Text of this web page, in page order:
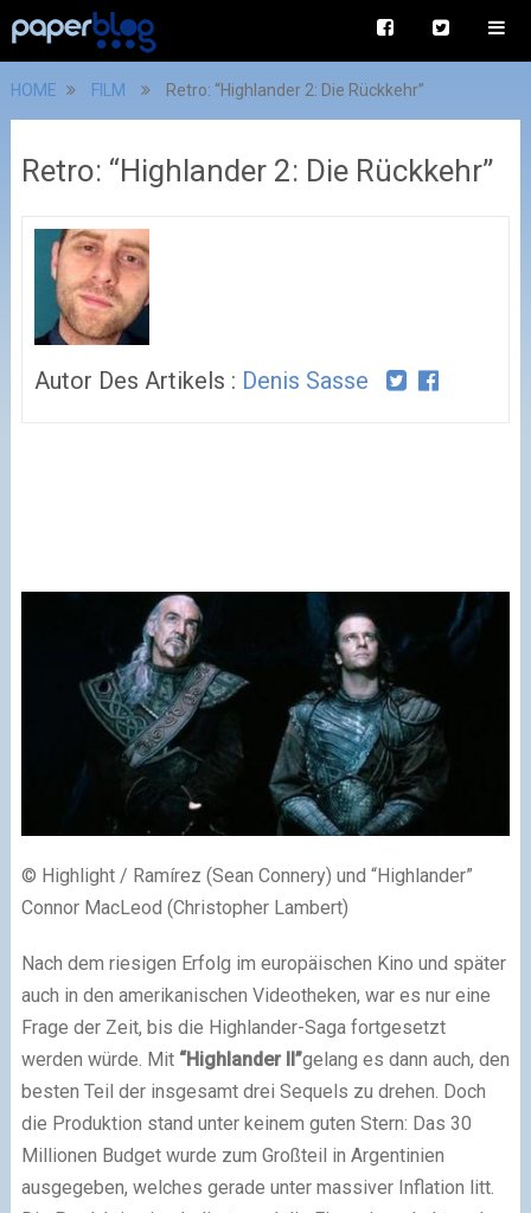
HOME FILM Retro: “Highlander 2: Die Rückkehr”
Retro: “Highlander 2: Die Rückkehr”
Autor Des Artikels : Denis Sasse
© Highlight / Ramírez (Sean Connery) und “Highlander”
Connor MacLeod (Christopher Lambert)
Nach dem riesigen Erfolg im europäischen Kino und später
auch in den amerikanischen Videotheken, war es nur eine
Frage der Zeit, bis die Highlander-Saga fortgesetzt
werden würde. Mit “Highlander II”gelang es dann auch, den
besten Teil der insgesamt drei Sequels zu drehen. Doch
die Produktion stand unter keinem guten Stern: Das 30
Millionen Budget wurde zum Großteil in Argentinien
ausgegeben, welches gerade unter massiver Inflation litt.